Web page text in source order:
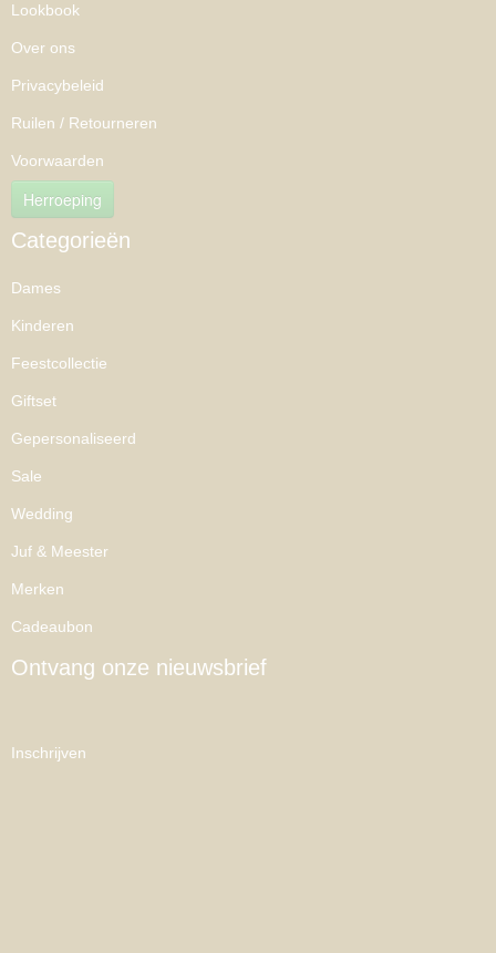
Lookbook
Over ons
Privacybeleid
Ruilen / Retourneren
Voorwaarden
Herroeping
Categorieën
Dames
Kinderen
Feestcollectie
Giftset
Gepersonaliseerd
Sale
Wedding
Juf & Meester
Merken
Cadeaubon
Ontvang onze nieuwsbrief
Inschrijven